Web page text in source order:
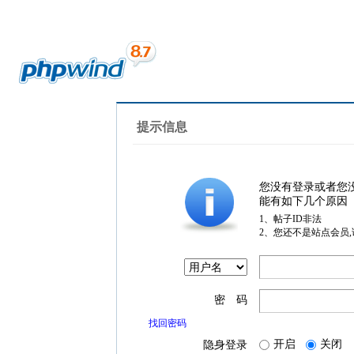
提示信息
您没有登录或者您
能有如下几个原因
1、帖子ID非法
2、您还不是站点会员
密 码
找回密码
隐身登录 开启 关闭